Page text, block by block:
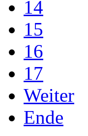
14
15
16
17
Weiter
Ende